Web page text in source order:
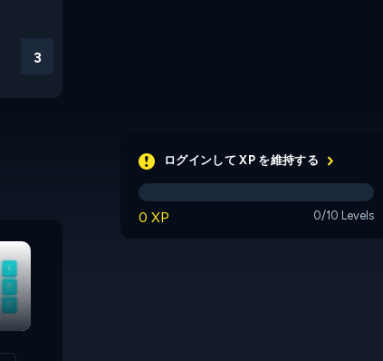
2
ログインして XP を維持する
0 XP 0/10 Levels